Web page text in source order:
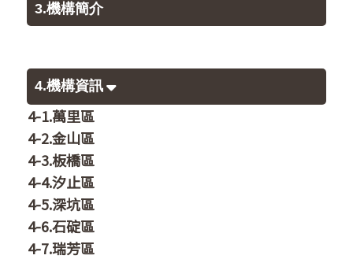
3.機構簡介
4.機構資訊
4-1.萬里區
4-2.金山區
4-3.板橋區
4-4.汐止區
4-5.深坑區
4-6.石碇區
4-7.瑞芳區